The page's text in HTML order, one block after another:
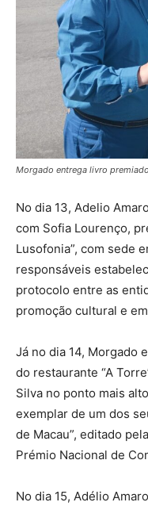
Morgado entrega livro
No dia 13, Adelio
com Sofia Lourenço,
Lusofonia”, com sede
responsáveis
protocolo entre as
promoção cultural e
Já no dia 14, Morgado
do restaurante “A
Silva no ponto mais
exemplar de um dos
de Macau”, editado
Prémio Nacional de
No dia 15, Adélio